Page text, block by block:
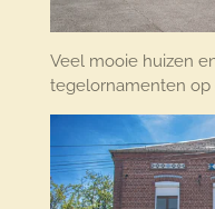
Veel mooie huizen
tegelornamenten op